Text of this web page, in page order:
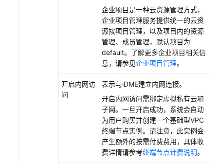
企业项目是一种云资源管理方式，
企业项目管理服务提供统一的云资
源按项目管理，以及项目内的资源
管理、成员管理，默认项目为
default。了解更多企业项目相关信
息，请参见企业项目管理。
开启内网访
问
表示与iDME建立内网连接。
开启内网访问需绑定虚拟私有云和
子网。一旦开启成功，系统会自动
为用户购买并创建一个基础型VPC
终端节点实例。请注意，此实例会
产生额外的按需付费费用，具体收
费详情请参考终端节点计费说明。